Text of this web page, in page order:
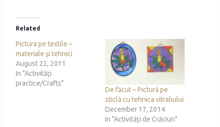
d
i
n
g
…
Related
Pictura pe textile –
materiale şi tehnici
August 22, 2011
In "Activităţi
practice/Crafts"
De făcut – Pictură pe
sticlă cu tehnica vitraliului
December 17, 2014
In "Activităţi de Crăciun"